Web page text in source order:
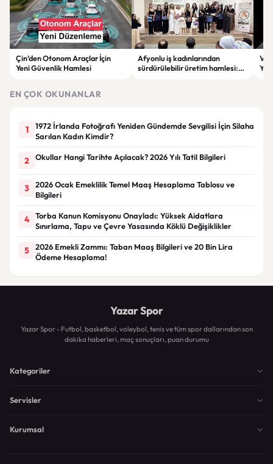
Çin’den Otonom Araçlar İçin
Yeni Güvenlik Hamlesi
Afyonlu iş kadınlarından
sürdürülebilir üretim hamlesi:
EN ÇOK OKUNANLAR
1
1972 İrlanda Fotoğrafı Yeniden Gündemde Sevgilisi İçin Silaha
Sarılan Kadın Kimdir?
2 Okullar Hangi Tarihte Açılacak? 2026 Yılı Tatil Bilgileri
3
2026 Ocak Emeklilik Temel Maaş Hesaplama Tablosu ve
Bilgileri
4
Torba Kanun Komisyonu Onayladı: Yüksek Aidatlara
Sınırlama, Tapu ve Çevre Yasasında Köklü Değişiklikler
5
2026 Emekli Zammı: Taban Maaş Bilgileri ve 20 Bin Lira
Ödeme Hesaplama!
Yazar Spor
Yazar Spor - Futbol, basketbol, voleybol, tenis ve tüm spor dallarından son
dakika haberleri, maç sonuçları, puan durumu
Kategoriler
Servisler
Kurumsal